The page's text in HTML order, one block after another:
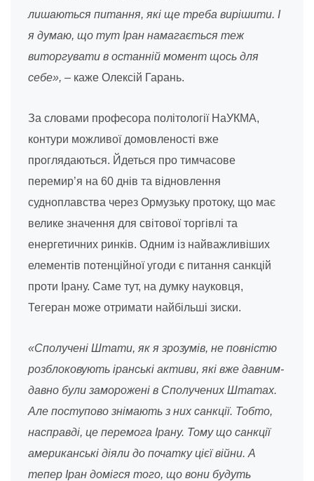
лишаються питання, які ще треба вирішити. І
я думаю, що тут Іран намагається теж
виторгувати в останній момент щось для
себе», – каже Олексій Гарань.
За словами професора політології НаУКМА,
контури можливої домовленості вже
проглядаються. Йдеться про тимчасове
перемир’я на 60 днів та відновлення
судноплавства через Ормузьку протоку, що має
велике значення для світової торгівлі та
енергетичних ринків. Одним із найважливіших
елементів потенційної угоди є питання санкцій
проти Ірану. Саме тут, на думку науковця,
Тегеран може отримати найбільші зиски.
«Сполучені Штати, як я зрозумів, не повністю
розблоковують іранські активи, які вже давним-
давно були заморожені в Сполучених Штатах.
Але поступово знімають з них санкції. Тобто,
насправді, це перемога Ірану. Тому що санкції
американські діяли до початку цієї війни. А
тепер Іран домігся того, що вони будуть